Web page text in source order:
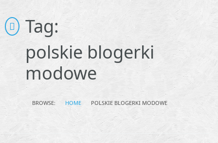
Home
About
Contact
Tag:
polskie blogerki
modowe
BROWSE: HOME POLSKIE BLOGERKI MODOWE